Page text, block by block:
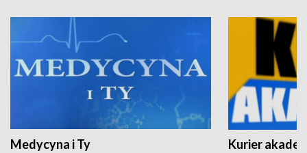
Medycyna i Ty Kurier